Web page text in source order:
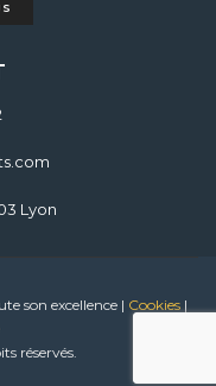
Lyon
son excellence | Cookies |
réservés.